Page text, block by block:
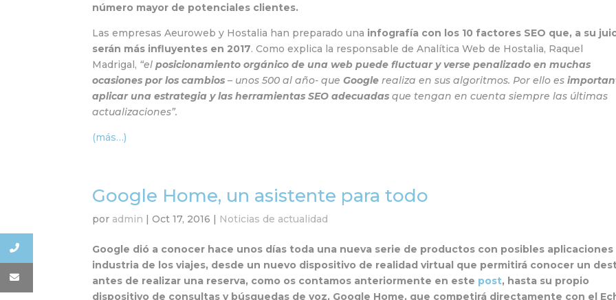
número mayor de potenciales clientes.
Las empresas Aeuroweb y Hostalia han preparado una infografía con los 10 factores SEO que, a su
serán más influyentes en 2017. Como explica la responsable de Analítica Web de Hostalia, Raquel
Madrigal, “elposicionamiento orgánico de una web puede fluctuar y verse penalizado en muchas
ocasiones por los cambios – unos 500 al año- que Google realiza en sus algoritmos. Por ello es
aplicar una estrategia y las herramientas SEO adecuadas que tengan en cuenta siempre las últimas
actualizaciones”.
(más…)
Google Home, un asistente para todo
por admin |Oct 17, 2016 | Noticias de actualidad
Google dió a conocer hace unos días toda una nueva serie de productos con posibles aplicaciones
industria de los viajes, desde un nuevo dispositivo de realidad virtual que permitirá conocer un
antes de realizar una reserva, como os contamos anteriormente en este post, hasta su propio
dispositivo de consultas y búsquedas de voz, Google Home, que competirá directamente con el